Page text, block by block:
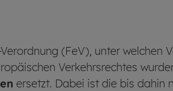
(FeV), unter
Verkehrsrechtes
ersetzt. Dabei ist die bis dahin